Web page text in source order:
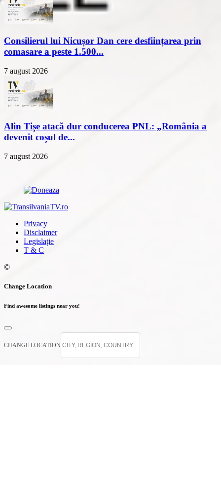
Consilierul lui Nicușor Dan cere desființarea prin
comasare a peste 1.500...
7 august 2026
Alin Tișe atacă dur conducerea PNL: „România a
devenit coșul de...
7 august 2026
Privacy
Disclaimer
Legislație
T & C
©
Change Location
Find awesome listings near you!
CHANGE LOCATION